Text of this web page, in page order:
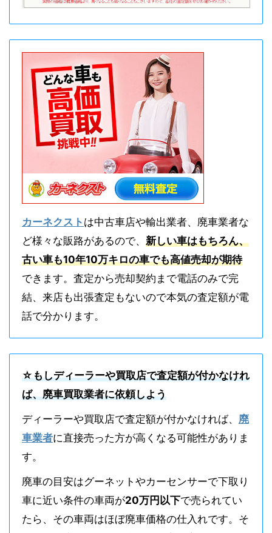
カーネクスト は中古車店や輸出業者、廃車業者な
ど様々な販路があるので、 新しい車はもちろん、
古い車も10年10万キロの車でも高値売却が期待
できます。査定から売却契約まで電話のみで完
結、来店も出張査定もないので本気の査定額が電
話で分かります。
☆もしディーラーや買取店で査定額が付かなけれ
ば、廃車買取業者に依頼しよう
ディーラーや買取店で査定額が付かなければ、 廃
車業者に直接売った方が高くなる可能性がありま
す。
廃車の目安はグーネットやカーセンサーで下取り
車に近い条件の車両が20万円以下で売られてい
たら、その車両はほぼ廃車価格の仕入れです。そ